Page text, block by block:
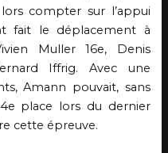
compter sur l’appui
fait le déplacement à
Muller 16e, Denis
Iffrig. Avec une
Amann pouvait, sans
place lors du dernier
cette épreuve.